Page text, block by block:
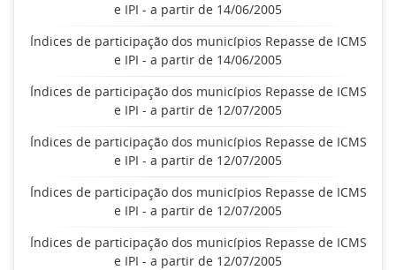
e IPI - a partir de 14/06/2005
Índices de participação dos municípios Repasse de ICMS
e IPI - a partir de 14/06/2005
Índices de participação dos municípios Repasse de ICMS
e IPI - a partir de 12/07/2005
Índices de participação dos municípios Repasse de ICMS
e IPI - a partir de 12/07/2005
Índices de participação dos municípios Repasse de ICMS
e IPI - a partir de 12/07/2005
Índices de participação dos municípios Repasse de ICMS
e IPI - a partir de 12/07/2005